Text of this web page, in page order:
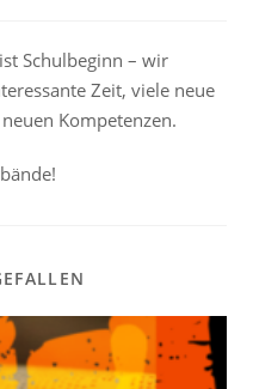
Schulbeginn – wir
Zeit, viele neue
Kompetenzen.